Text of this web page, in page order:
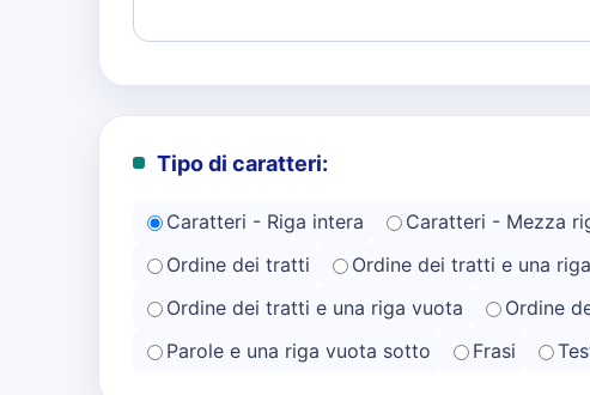
Tipo di caratteri:
Caratteri - Riga intera Caratteri - Mezza
Ordine dei tratti
Ordine dei tratti e una
Ordine dei tratti e una riga vuota
Ordine
Parole e una riga vuota sotto
Frasi